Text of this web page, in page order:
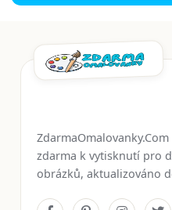
zdarma k vytisknutí pro
obrázků, aktualizováno